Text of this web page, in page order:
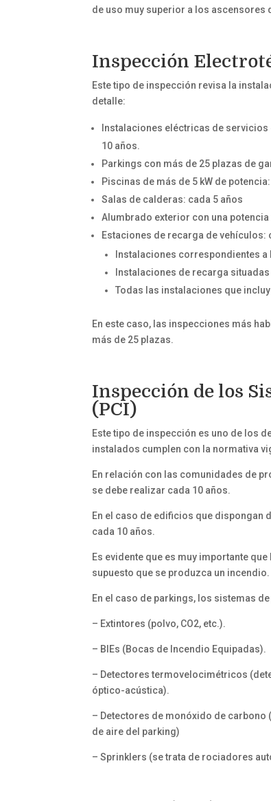
de uso muy superior a los ascensores
Inspección
Este tipo de inspección revisa la
detalle:
Instalaciones eléctricas de servicios
10 años.
Parkings con más de 25 plazas de
Piscinas de más de 5 kW de
Salas de calderas: cada 5 años
Alumbrado exterior con una potencia
Estaciones de recarga de vehículos:
Instalaciones correspondientes
Instalaciones de recarga situadas
Todas las instalaciones que
En este caso, las inspecciones más
más de 25 plazas.
Inspección de los
(PCI)
Este tipo de inspección es uno de los
instalados cumplen con la normativa
En relación con las comunidades de
se debe realizar cada 10 años.
En el caso de edificios que dispongan
cada 10 años.
Es evidente que es muy importante
supuesto que se produzca un incendio.
En el caso de parkings, los sistemas
– Extintores (polvo, CO2, etc.).
– BIEs (Bocas de Incendio Equipadas).
– Detectores termovelocimétricos
óptico-acústica).
– Detectores de monóxido de carbono
de aire del parking)
– Sprinklers (se trata de rociadores